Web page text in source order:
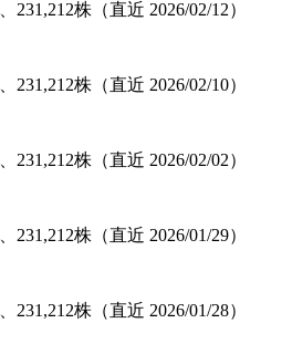
、231,212株（直近 2026/02/12）
、231,212株（直近 2026/02/10）
、231,212株（直近 2026/02/02）
、231,212株（直近 2026/01/29）
、231,212株（直近 2026/01/28）